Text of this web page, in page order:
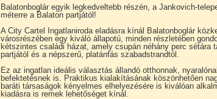
Balatonboglár egyik legkedveltebb részén, a Jankovich-
méterre a Balaton partjától!
A City Cartel Ingatlaniroda eladásra kínál Balatonboglár
városrészében egy kiváló állapotú, minden részletében
kétszintes családi házat, amely csupán néhány perc sétára
partjától és a népszerű, platánfás szabadstrandtól.
Ez az ingatlan ideális választás állandó otthonnak,
befektetésnek is. Praktikus kialakításának köszönhetően
baráti társaságok kényelmes elhelyezésére is kiválóan
kiadásra is remek lehetőséget kínál.